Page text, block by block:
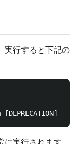
実行すると下記の
に実行されます